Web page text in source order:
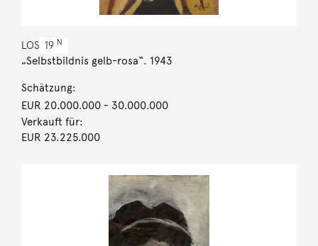
LOS 19 N
„Selbstbildnis gelb-rosa“. 1943
Schätzung:
EUR 20.000.000- 30.000.000
Verkauft für:
EUR 23.225.000